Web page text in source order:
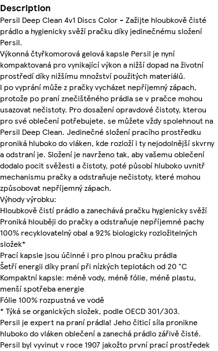
Description
Persil Deep Clean 4v1 Discs Color - Zažijte hloubkově čisté
prádlo a hygienicky svěží pračku díky jedinečnému složení
Persil.
Výkonná čtyřkomorová gelová kapsle Persil je nyní
kompaktovaná pro vynikající výkon a nižší dopad na životní
prostředí díky nižšímu množství použitých materiálů.
I po vyprání může z pračky vycházet nepříjemný zápach,
protože po praní znečištěného prádla se v pračce mohou
usazovat nečistoty. Pro dosažení opravdové čistoty, kterou
pro své oblečení potřebujete, se můžete vždy spolehnout na
Persil Deep Clean. Jedinečné složení pracího prostředku
proniká hluboko do vláken, kde rozloží i ty nejodolnější skvrny
a odstraní je. Složení je navrženo tak, aby vašemu oblečení
dodalo pocit svěžesti a čistoty, poté působí hluboko uvnitř
mechanismu pračky a odstraňuje nečistoty, které mohou
způsobovat nepříjemný zápach.
Výhody výrobku:
Hloubkově čistí prádlo a zanechává pračku hygienicky svěží
Proniká hlouběji do pračky a odstraňuje nepříjemné pachy
100% recyklovatelný obal a 92% biologicky rozložitelných
složek*
Prací kapsle jsou účinné i pro plnou pračku prádla
Šetří energii díky praní při nízkých teplotách od 20 °C
Kompaktní kapsle: méně vody, méně fólie, méně plastu,
menší spotřeba energie
Fólie 100% rozpustná ve vodě
* Týká se organických složek, podle OECD 301/303.
Persil je expert na praní prádla! Jeho čiticí síla pronikne
hluboko do vláken oblečení a zanechá prádlo zářivě čisté.
Persil byl vyvinut v roce 1907 jakožto první prací prostředek